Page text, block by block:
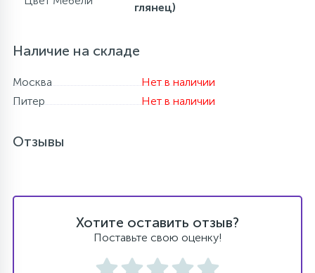
глянец)
Наличие на складе
Москва
Нет в наличии
Питер
Нет в наличии
Отзывы
Хотите оставить отзыв?
Поставьте свою оценку!